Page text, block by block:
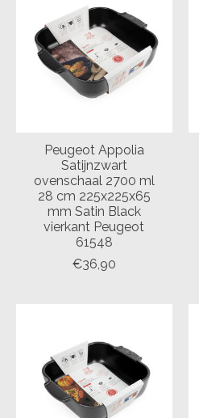
Peugeot Appolia
Satijnzwart
ovenschaal 2700 ml
28 cm 225x225x65
mm Satin Black
vierkant Peugeot
61548
€36,90